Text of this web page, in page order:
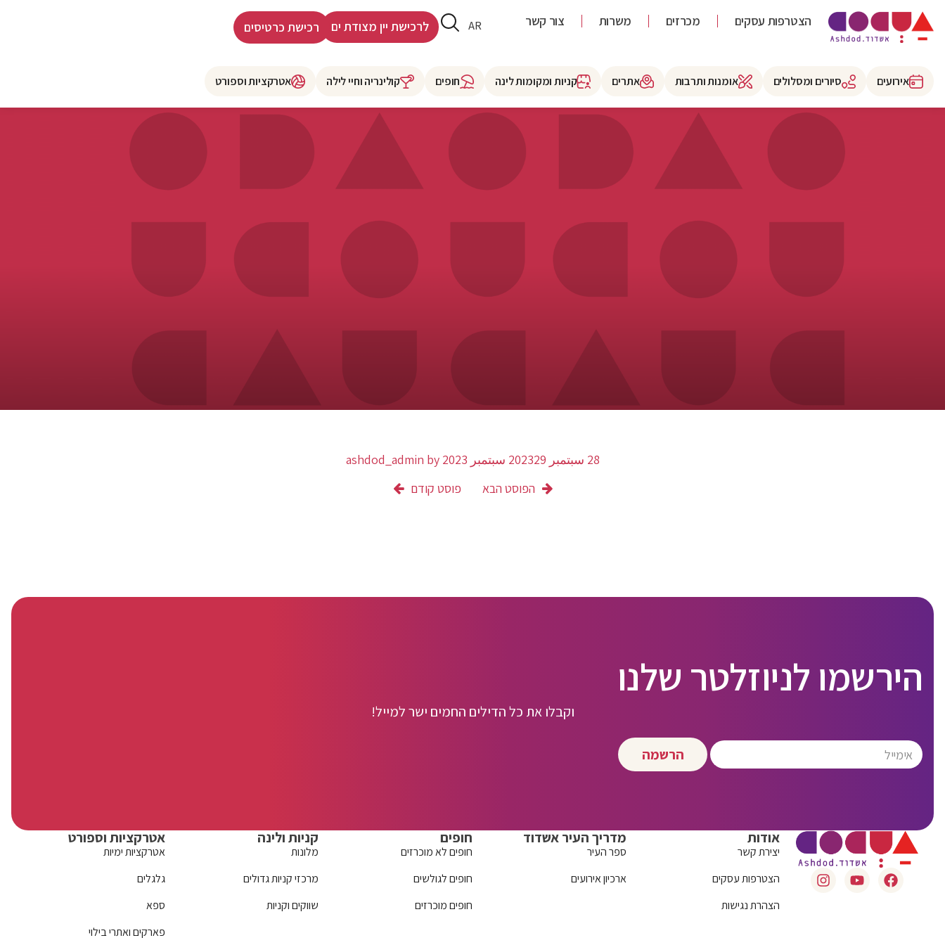
הצטרפות עסקים מכרזים משרות צור קשר AR
HE
לרכישת יין מצודת ים רכישת כרטיסים
אירועים סיורים ומסלולים אומנות ותרבות אתרים קניות ומקומות לינה חופים קולינריה וחיי לילה אטרקציות וספורט
28 سبتمبر 2023 29 سبتمبر 2023 by
ashdod_admin
פוסט קודם
הפוסט הבא
הירשמו לניוזלטר שלנו
וקבלו את כל הדילים החמים ישר למייל!
הרשמה
אודות
יצירת קשר
הצטרפות עסקים
הצהרת נגישות
מדריך העיר אשדוד
ספר העיר
ארכיון אירועים
חופים
חופים לא מוכרזים
חופים לגולשים
חופים מוכרזים
קניות ולינה
מלונות
מרכזי קניות גדולים
שווקים וקניות
אטרקציות וספורט
אטרקציות ימיות
גלגלים
ספא
פארקים ואתרי בילוי